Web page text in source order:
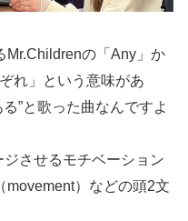
Mr.Childrenの「Any」か
れ」という意味があ
”と歌った曲なんですよ
させるモチベーション
movement）などの頭2文